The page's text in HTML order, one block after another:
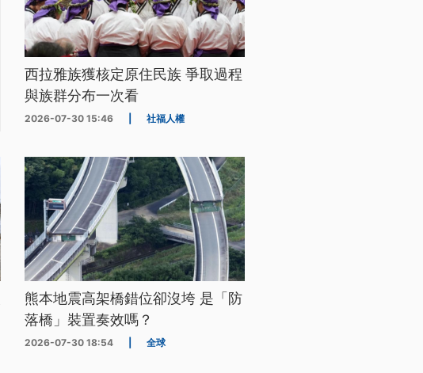
西拉雅族獲核定原住民族 爭取過程
與族群分布一次看
2026-07-30 15:46 社福人權
熊本地震高架橋錯位卻沒垮 是「防
落橋」裝置奏效嗎？
2026-07-30 18:54 全球